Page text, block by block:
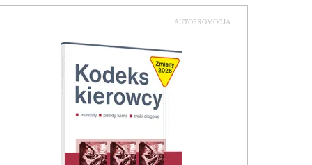
AUTOPROMOCJA